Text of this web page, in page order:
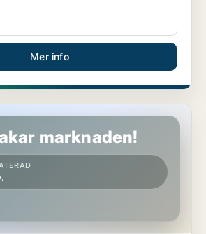
Mer info
Handen
marknaden!